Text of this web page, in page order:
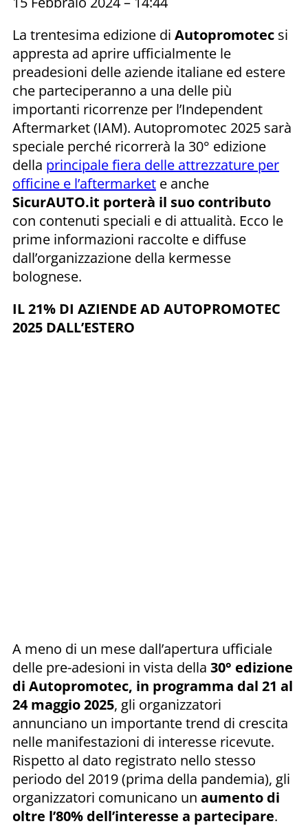
La trentesima edizione di Autopromotec si
appresta ad aprire ufficialmente le
preadesioni delle aziende italiane ed estere
che parteciperanno a una delle più
importanti ricorrenze per l’Independent
Aftermarket (IAM). Autopromotec 2025 sarà
speciale perché ricorrerà la 30° edizione
della principale fiera delle attrezzature per
officine e l’aftermarket e anche
SicurAUTO.it porterà il suo contributo
con contenuti speciali e di attualità. Ecco le
prime informazioni raccolte e diffuse
dall’organizzazione della kermesse
bolognese.
IL 21% DI AZIENDE AD AUTOPROMOTEC
2025 DALL’ESTERO
A meno di un mese dall’apertura ufficiale
delle pre-adesioni in vista della 30° edizione
di Autopromotec, in programma dal 21 al
24 maggio 2025, gli organizzatori
annunciano un importante trend di crescita
nelle manifestazioni di interesse ricevute.
Rispetto al dato registrato nello stesso
periodo del 2019 (prima della pandemia), gli
organizzatori comunicano un aumento di
oltre l’80% dell’interesse a partecipare.